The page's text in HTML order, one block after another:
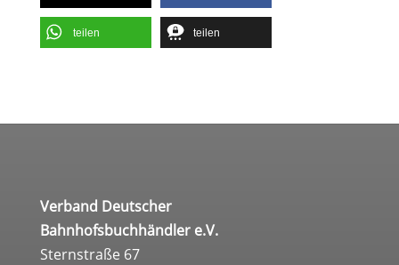
tei­len tei­len
Verband Deutscher
Bahnhofsbuchhändler e.V.
Sternstraße 67